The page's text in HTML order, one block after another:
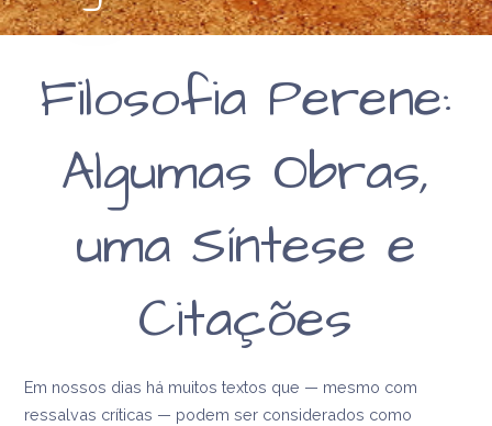
Filosofia Perene:
Algumas Obras,
uma Síntese e
Citações
Em nossos dias há muitos textos que — mesmo com
ressalvas críticas — podem ser considerados como